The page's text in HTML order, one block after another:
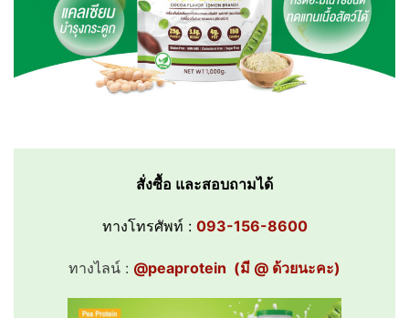
สั่งซื้อ และสอบถามได้
ทางโทรศัพท์ : 093-156-8600
ทางไลน์ : @peaprotein (มี @ ด้วยนะคะ)